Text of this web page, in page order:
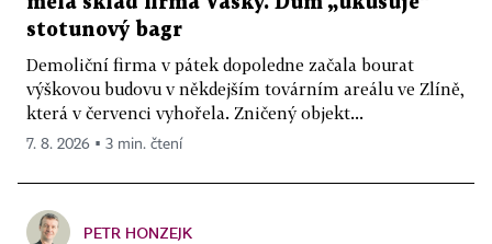
stotunový bagr
Demoliční firma v pátek dopoledne začala bourat
výškovou budovu v někdejším továrním areálu ve Zlíně,
která v červenci vyhořela. Zničený objekt...
7. 8. 2026 ▪ 3 min. čtení
PETR HONZEJK